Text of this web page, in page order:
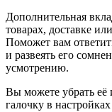
Дополнительная
товарах, доставке
Поможет вам
и развеять его
усмотрению.
Вы можете убрать её
галочку в